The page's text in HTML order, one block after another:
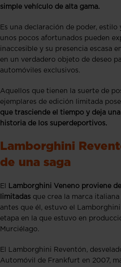
simple vehículo de alta gama.
Es una declaración de poder,
unos pocos afortunados pueden
inaccesible y su presencia escasa
en un verdadero objeto de deseo
automóviles exclusivos.
Aquellos que tienen la suerte de
ejemplares de edición limitada
que trasciende el tiempo y deja
historia de los superdeportivos.
Lamborghini
de una saga
El
Lamborghini Veneno proviene
limitadas que crea la marca
antes que él, estuvo el
etapa en la que estuvo en
Murciélago.
El Lamborghini Reventón,
Automóvil de Frankfurt en 2007,